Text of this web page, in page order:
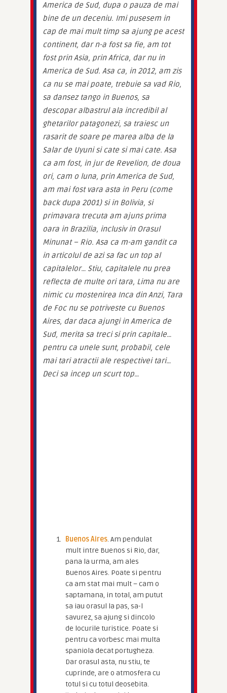
America de Sud, dupa o pauza de mai
bine de un deceniu. Imi pusesem in
cap de mai mult timp sa ajung pe acest
continent, dar n-a fost sa fie, am tot
fost prin Asia, prin Africa, dar nu in
America de Sud. Asa ca, in 2012, am zis
ca nu se mai poate, trebuie sa vad Rio,
sa dansez tango in Buenos, sa
descopar albastrul ala incredibil al
ghetarilor patagonezi, sa traiesc un
rasarit de soare pe marea alba de la
Salar de Uyuni si cate si mai cate. Asa
ca am fost, in jur de Revelion, de doua
ori, cam o luna, prin America de Sud,
am mai fost vara asta in Peru (come
back dupa 2001) si in Bolivia, si
primavara trecuta am ajuns prima
oara in Brazilia, inclusiv in Orasul
Minunat – Rio. Asa ca m-am gandit ca
in articolul de azi sa fac un top al
capitalelor… Stiu, capitalele nu prea
reflecta de multe ori tara, Lima nu are
nimic cu mostenirea Inca din Anzi, Tara
de Foc nu se potriveste cu Buenos
Aires, dar daca ajungi in America de
Sud, merita sa treci si prin capitale…
pentru ca unele sunt, probabil, cele
mai tari atractii ale respectivei tari…
Deci sa incep un scurt top…
Buenos Aires. Am pendulat
mult intre Buenos si Rio, dar,
pana la urma, am ales
Buenos Aires. Poate si pentru
ca am stat mai mult – cam o
saptamana, in total, am putut
sa iau orasul la pas, sa-l
savurez, sa ajung si dincolo
de locurile turistice. Poate si
pentru ca vorbesc mai multa
spaniola decat portugheza.
Dar orasul asta, nu stiu, te
cuprinde, are o atmosfera cu
totul si cu totul deosebita.